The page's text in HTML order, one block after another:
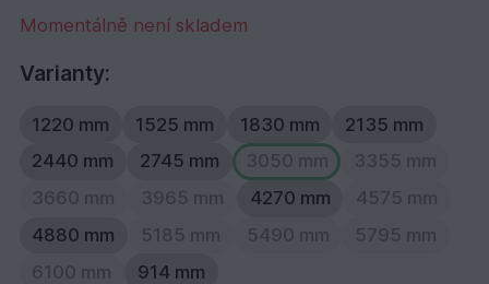
Momentálně není skladem
Varianty:
1220 mm 1525 mm 1830 mm
2135 mm
2440 mm
2745 mm 3050 mm
3355 mm
3660 mm
3965 mm 4270 mm
4575 mm
4880 mm
5185 mm 5490 mm
5795 mm
6100 mm
914 mm